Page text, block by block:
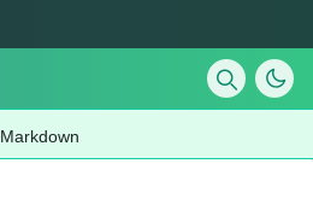
Markdown